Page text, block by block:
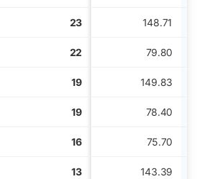
23 148.71
22 79.80
19 149.83
19 78.40
16 75.70
13 143.39